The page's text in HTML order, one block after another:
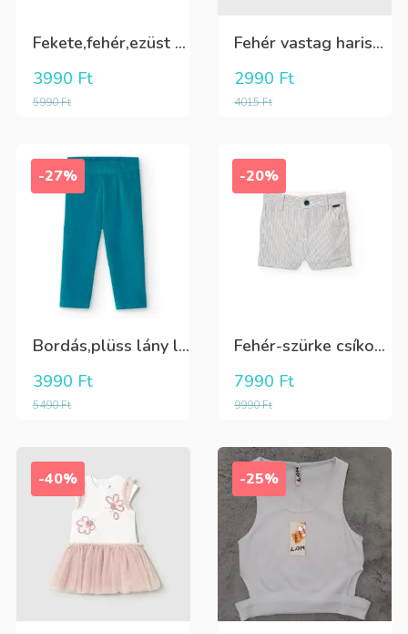
Fekete,fehér,ezüst kötött kesztyű
5990Ft
3990 Ft
Fehér vastag harisnya, puha meleg
4015Ft
2990 Ft
-27%
Bordás,plüss lány leggings zöldeskék
5490Ft
3990 Ft
-20%
Fehér-szürke csíkos,elegáns,fiú vászon rövidnadrág
9990Ft
7990 Ft
-40% -25%